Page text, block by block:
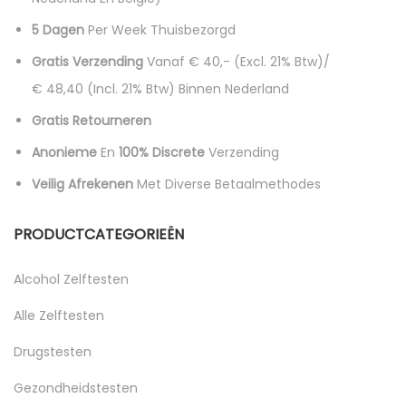
5 Dagen Per Week Thuisbezorgd
Gratis Verzending Vanaf € 40,- (excl. 21% Btw)/
€ 48,40 (incl. 21% Btw) Binnen Nederland
Gratis Retourneren
Anonieme En 100% Discrete Verzending
Veilig Afrekenen Met Diverse Betaalmethodes
PRODUCTCATEGORIEËN
Alcohol Zelftesten
Alle Zelftesten
Drugstesten
Gezondheidstesten